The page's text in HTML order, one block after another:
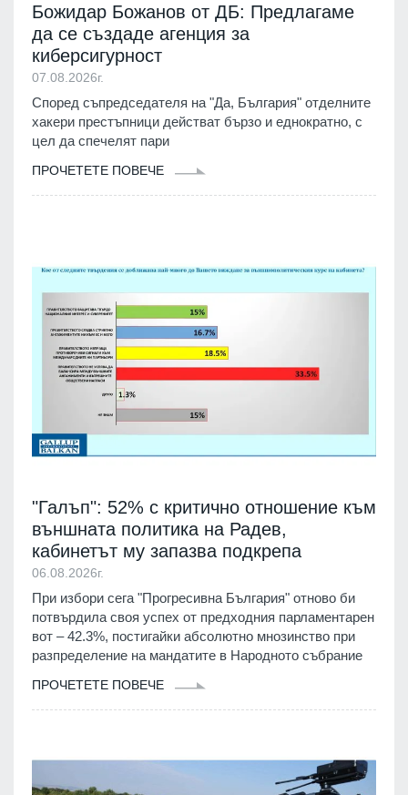
Божидар Божанов от ДБ: Предлагаме
да се създаде агенция за
киберсигурност
07.08.2026г.
Според съпредседателя на "Да, България" отделните
хакери престъпници действат бързо и еднократно, с
цел да спечелят пари
ПРОЧЕТЕТЕ ПОВЕЧЕ
"Галъп": 52% с критично отношение към
външната политика на Радев,
кабинетът му запазва подкрепа
06.08.2026г.
При избори сега "Прогресивна България" отново би
потвърдила своя успех от предходния парламентарен
вот – 42.3%, постигайки абсолютно мнозинство при
разпределение на мандатите в Народното събрание
ПРОЧЕТЕТЕ ПОВЕЧЕ